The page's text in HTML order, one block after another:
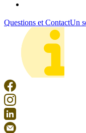
Questions et ContactUn